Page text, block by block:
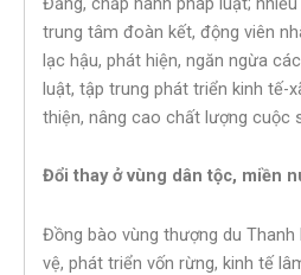
trung tâm đoàn kết, động viên
lạc hậu, phát hiện, ngăn ngừa
luật, tập trung phát triển kinh tế-
thiện, nâng cao chất lượng cuộc
Đổi thay ở vùng dân tộc, miền
Đồng bào vùng thượng du
vệ, phát triển vốn rừng, kinh tế